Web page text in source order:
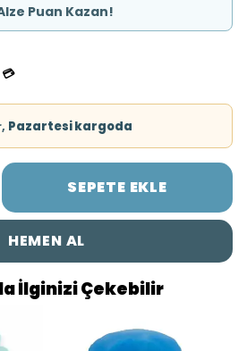
Puan Kazan!
Pazartesi kargoda
SEPETE EKLE
HEMEN AL
İlginizi Çekebilir